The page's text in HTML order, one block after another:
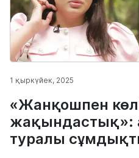
1 қыркүйек, 2025
«Жанқошпен
жақындастық»:
туралы